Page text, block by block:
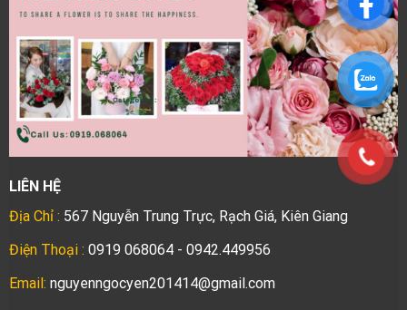
LIÊN HỆ
Địa Chỉ : 567 Nguyễn Trung Trực, Rạch Giá, Kiên Giang
Điện Thoại : 0919 068064 - 0942.449956
Email: nguyenngocyen201414@gmail.com